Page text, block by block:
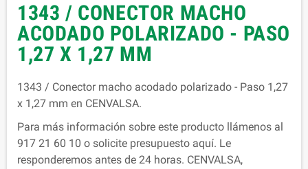
1343 / CONECTOR MACHO
ACODADO POLARIZADO - PASO
1,27 X 1,27 MM
1343 / Conector macho acodado polarizado - Paso 1,27
x 1,27 mm en CENVALSA.
Para más información sobre este producto llámenos al
917 21 60 10 o solicite presupuesto aquí. Le
responderemos antes de 24 horas. CENVALSA,